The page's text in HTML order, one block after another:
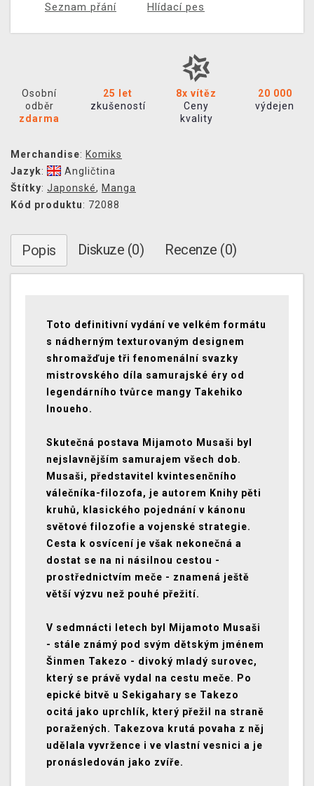
Seznam přání Hlídací pes
Osobní
odběr
zdarma
25 let
zkušeností
8x vítěz
Ceny
kvality
20 000
výdejen
Merchandise: Komiks
Jazyk:
Angličtina
Štítky: Japonské, Manga
Kód produktu: 72088
Popis Diskuze (0) Recenze (0)
Toto definitivní vydání ve velkém formátu
s nádherným texturovaným designem
shromažďuje tři fenomenální svazky
mistrovského díla samurajské éry od
legendárního tvůrce mangy Takehiko
Inoueho.
Skutečná postava Mijamoto Musaši byl
nejslavnějším samurajem všech dob.
Musaši, představitel kvintesenčního
válečníka-filozofa, je autorem Knihy pěti
kruhů, klasického pojednání v kánonu
světové filozofie a vojenské strategie.
Cesta k osvícení je však nekonečná a
dostat se na ni násilnou cestou -
prostřednictvím meče - znamená ještě
větší výzvu než pouhé přežití.
V sedmnácti letech byl Mijamoto Musaši
- stále známý pod svým dětským jménem
Šinmen Takezo - divoký mladý surovec,
který se právě vydal na cestu meče. Po
epické bitvě u Sekigahary se Takezo
ocitá jako uprchlík, který přežil na straně
poražených. Takezova krutá povaha z něj
udělala vyvržence i ve vlastní vesnici a je
pronásledován jako zvíře.